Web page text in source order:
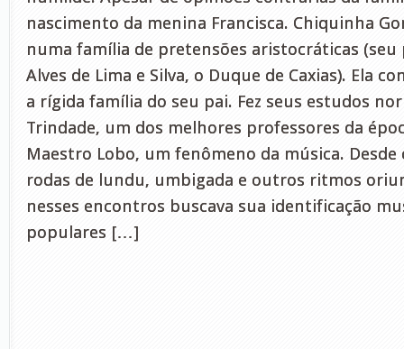
nascimento da menina Francisca. Chiquinha
numa família de pretensões aristocráticas
Alves de Lima e Silva, o Duque de Caxias). Ela
a rígida família do seu pai. Fez seus estudos
Trindade, um dos melhores professores da
Maestro Lobo, um fenômeno da música.
rodas de lundu, umbigada e outros ritmos
nesses encontros buscava sua identificação
populares […]